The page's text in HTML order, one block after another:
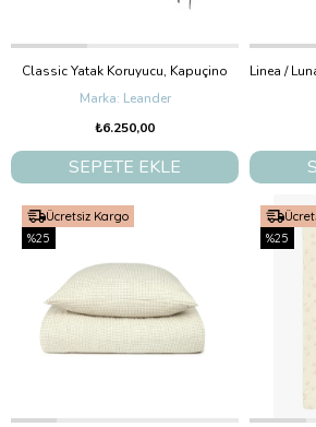
Classic Yatak Koruyucu, Kapuçino
Leander
₺6.250,00
SEPETE EKLE
Ücretsiz Kargo
%25
%25